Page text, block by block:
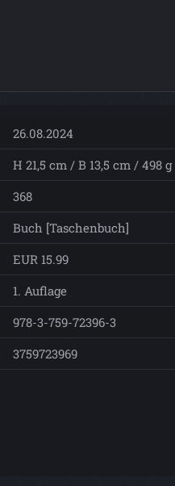
26.08.2024
H 21,5 cm / B 13,5 cm / 498 g
368
Buch [Taschenbuch]
EUR 15.99
1. Auflage
978-3-759-72396-3
3759723969